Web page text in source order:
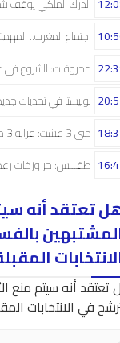
اجتماع المغرب.. المهمة
محروقات: الشروع في
بوبيستا في تحديات
حتى 3 غشت: قرابة 3 ملايين من مغاربة العالم دخلوا المغرب
طقـــس: حر وزخات
تعتقد أنه
تعتقد أنه سيتم منع
في الانتخابات